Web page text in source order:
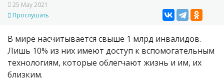
25 May 2021
Прослушать
В мире насчитывается свыше 1 млрд инвалидов.
Лишь 10% из них имеют доступ к вспомогательным
технологиям, которые облегчают жизнь и им, их
близким.